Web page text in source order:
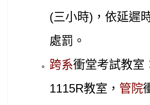
(三小時)，依延遲
處罰。
跨系衝堂考試教室
1115R教室， 管院